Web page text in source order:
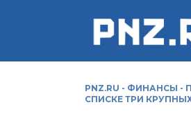
PNZ.RU - ФИНАНСЫ -
СПИСКЕ ТРИ